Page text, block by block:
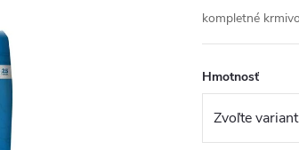
kompletné
Hmotnosť